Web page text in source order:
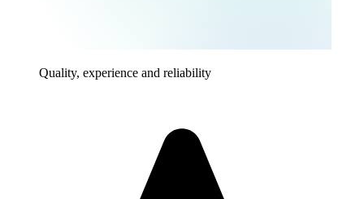
Quality, experience and reliability